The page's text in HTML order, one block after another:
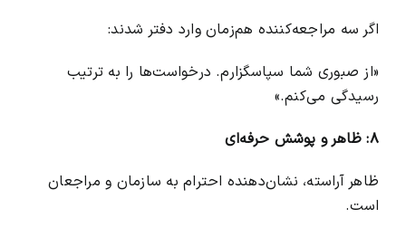
اگر سه مراجعه‌کننده هم‌زمان وارد دفتر شدند:
«از صبوری شما سپاسگزارم. درخواست‌ها را به ترتیب
رسیدگی می‌کنم.»
۸: ظاهر و پوشش حرفه‌ای
ظاهر آراسته، نشان‌دهنده احترام به سازمان و مراجعان
است.